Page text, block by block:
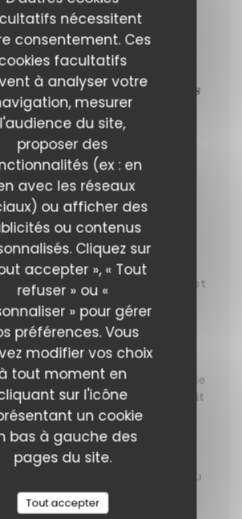
nécessitent
consentement. Ces
facultatifs
à analyser votre
mesurer
l'audience du site,
proposer des
(ex : en
avec les réseaux
ou afficher des
ou contenus
Cliquez sur
accepter », « Tout
refuser » ou «
» pour gérer
préférences. Vous
modifier vos choix
tout moment en
sur l'icône
un cookie
bas à gauche des
pages du site.
Tout accepter
haricots verts, rhubarbe
eau de tomate, amandes
harissa à la fraise
et riz vinaigré aux algues
PLATS
Échine de porc
rôties, freekeh aux herbes et
jus de viande
Poisson du jour
mini courgette grillée, salade
vierge tomate citron confit
Aubergine marinée
noir, pickles et mayonnaise au
wasabi